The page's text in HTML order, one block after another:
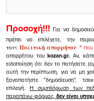
Προσοχή!!! Για να
πρέπει να επιλέγετε, την
τουςΠολιτική απορρήτου" που
απορρήτου τουkozan.gr. Αν,
ειδοποίηση ότι δεν το πατήσατε
αυτή την περίπτωση, για να μη
ξαναπατήστε "δημοσίευση",
επιλογή.Η συμπλήρωση των
παραπάνω φόρμας, δεν είναι